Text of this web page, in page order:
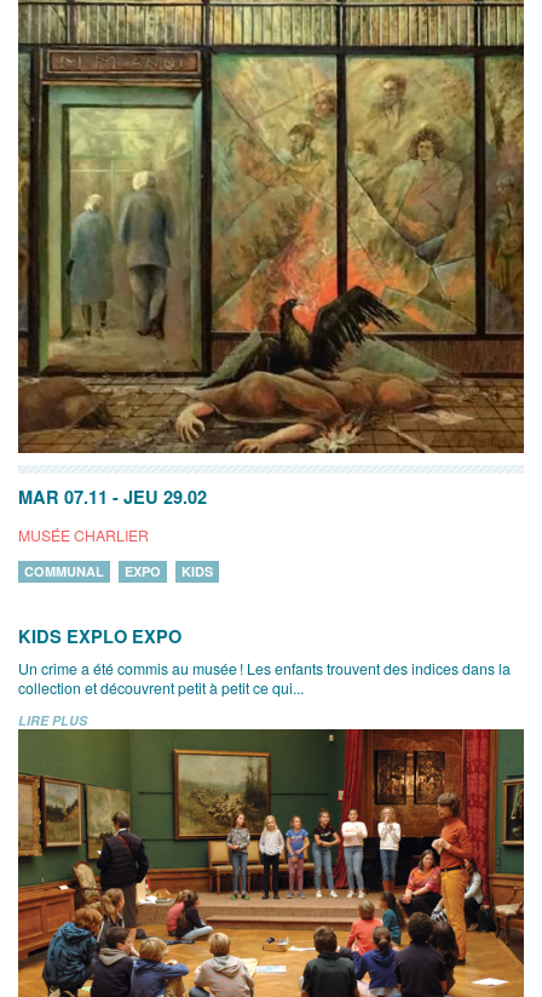
MAR 07.11 - JEU 29.02
MUSÉE CHARLIER
COMMUNAL EXPO KIDS
KIDS EXPLO EXPO
Un crime a été commis au musée ! Les enfants trouvent des indices dans la
collection et découvrent petit à petit ce qui...
LIRE PLUS